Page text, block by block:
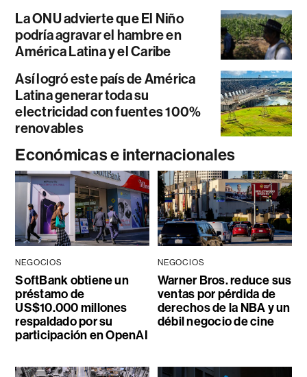
La ONU advierte que El Niño
podría agravar el hambre en
América Latina y el Caribe
Así logró este país de América
Latina generar toda su
electricidad con fuentes 100%
renovables
Económicas e internacionales
NEGOCIOS
SoftBank obtiene un
préstamo de
US$10.000 millones
respaldado por su
participación en OpenAI
NEGOCIOS
Warner Bros. reduce sus
ventas por pérdida de
derechos de la NBA y un
débil negocio de cine